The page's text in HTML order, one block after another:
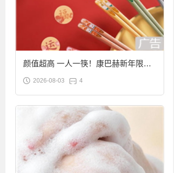
颜值超高 一人一筷！康巴赫新年限定
合金筷子大促：19.9元
2026-08-03 4